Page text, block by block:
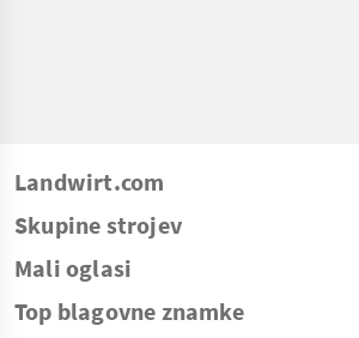
Landwirt.com
Skupine strojev
Mali oglasi
Top blagovne znamke